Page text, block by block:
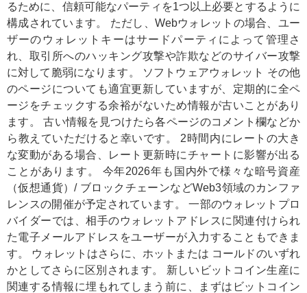
るために、信頼可能なパーティを1つ以上必要とするように
構成されています。 ただし、Webウォレットの場合、ユー
ザーのウォレットキーはサードパーティによって管理さ
れ、取引所へのハッキング攻撃や詐欺などのサイバー攻撃
に対して脆弱になります。 ソフトウェアウォレット その他
のページについても適宜更新していますが、定期的に全ペ
ージをチェックする余裕がないため情報が古いことがあり
ます。 古い情報を見つけたら各ページのコメント欄などか
ら教えていただけると幸いです。 2時間内にレートの大き
な変動がある場合、レート更新時にチャートに影響が出る
ことがあります。 今年2026年も国内外で様々な暗号資産
（仮想通貨）/ ブロックチェーンなどWeb3領域のカンファ
レンスの開催が予定されています。 一部のウォレットプロ
バイダーでは、相手のウォレットアドレスに関連付けられ
た電子メールアドレスをユーザーが入力することもできま
す。 ウォレットはさらに、ホットまたは コールドのいずれ
かとしてさらに区別されます。 新しいビットコイン生産に
関連する情報に埋もれてしまう前に、まずはビットコイン